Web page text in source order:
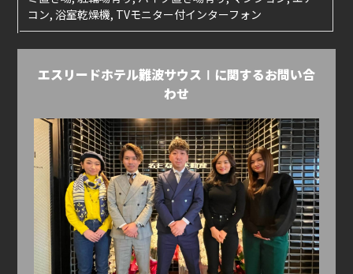
コン, 浴室乾燥機, TVモニター付インターフォン
エスリードホテル難波サウスⅠに関するお問い合
わせ